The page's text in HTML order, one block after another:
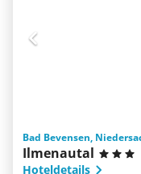
Bad Bevensen,
Ilmenautal
Hoteldetails